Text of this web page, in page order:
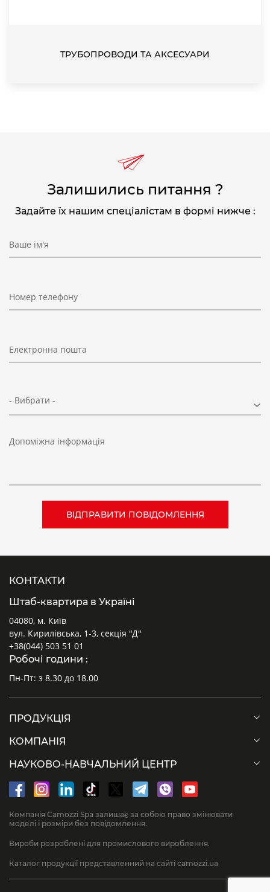
ТРУБОПРОВОДИ ТА АКСЕСУАРИ
Залишились питання ?
Задайте їх нашим спеціалістам в формі нижче :
Ваше ім'я
Номер телефону
Електронна пошта
- Вибрати -
Допоміжна інформація
КОНТАКТИ
Штаб-квартира в Україні
04080, м. Київ
вул. Кирилівська, 1-3, секція "Д"
+38(044) 503 51 01
Робочі години :
Пн-Пт: з 8.30 до 18.00
ПРОДУКЦІЯ
КОМПАНІЯ
НАУКОВО-НАВЧАЛЬНИЙ ЦЕНТР
Компанія Camozzi Spa залишає за собою право змінювати
моделі і розміри без повідомлення.
Вироби розроблені для промислового вироблення.
Каталог продукції представленний на сайті camozzi.ua